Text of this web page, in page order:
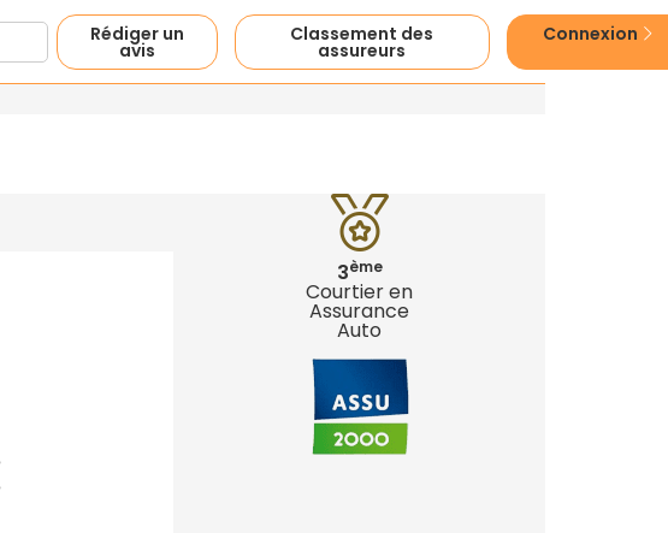
Rédiger un
avis
Classement des
assureurs
Connexion
3ème
Courtier en
Assurance
Auto